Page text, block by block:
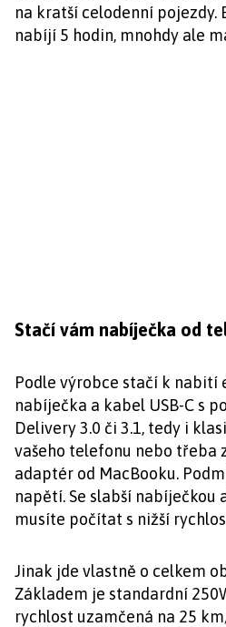
na kratší celodenní pojezdy.
nabíjí 5 hodin, mnohdy ale
Stačí vám nabíječka od
Podle výrobce stačí k
nabíječka a kabel USB-C s
Delivery 3.0 či 3.1, tedy i
vašeho telefonu nebo třeba
adaptér od MacBooku.
napětí. Se slabší nabíječkou
musíte počítat s nižší
Jinak jde vlastně o celkem
Základem je standardní
rychlost uzamčená na 25